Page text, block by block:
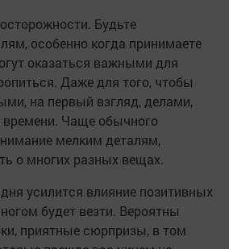
Будьте
особенно когда принимаете
оказаться важными для
Даже для того, чтобы
на первый взгляд, делами,
времени. Чаще обычного
мелким деталям,
о многих разных вещах.
усилится влияние позитивных
будет везти. Вероятны
приятные сюрпризы, в том